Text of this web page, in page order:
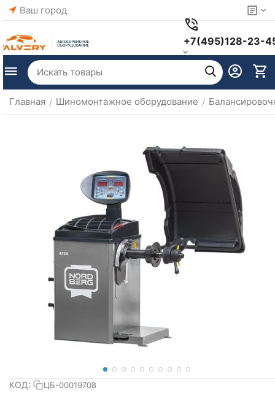
Ваш город
+7(495)128-23-
Главная / Шиномонтажное оборудование /
КОД: ЦБ-00019708